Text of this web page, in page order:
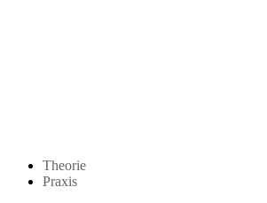
Theorie
Praxis